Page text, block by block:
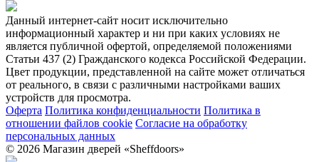
Данный интернет-сайт носит исключительно
информационный характер и ни при каких условиях не
является публичной офертой, определяемой положениями
Статьи 437 (2) Гражданского кодекса Российской Федерации.
Цвет продукции, представленной на сайте может отличаться
от реального, в связи с различными настройками ваших
устройств для просмотра.
Оферта Политика конфиденциальности Политика в
отношении файлов cookie Согласие на обработку
персональных данных
© 2026 Магазин дверей «Sheffdoors»